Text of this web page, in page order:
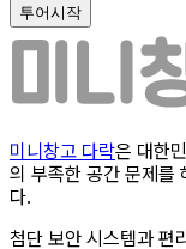
투어시작
미니창고 다락은 대한
의 부족한 공간 문제를
다.
첨단 보안 시스템과 편